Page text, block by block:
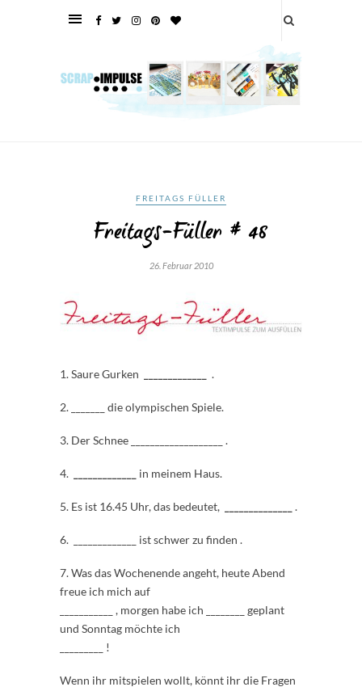
FREITAGS FÜLLER
Freitags-Füller # 48
26. Februar 2010
1. Saure Gurken .
2. _______ die olympischen Spiele.
3. Der Schnee ___________________ .
4. in meinem Haus.
5. Es ist 16.45 Uhr, das bedeutet, .
6. _____________ ist schwer zu finden .
7. Was das Wochenende angeht, heute Abend
freue ich mich auf
___________ , morgen habe ich ________ geplant
und Sonntag möchte ich
_________ !
Wenn ihr mitspielen wollt, könnt ihr die Fragen